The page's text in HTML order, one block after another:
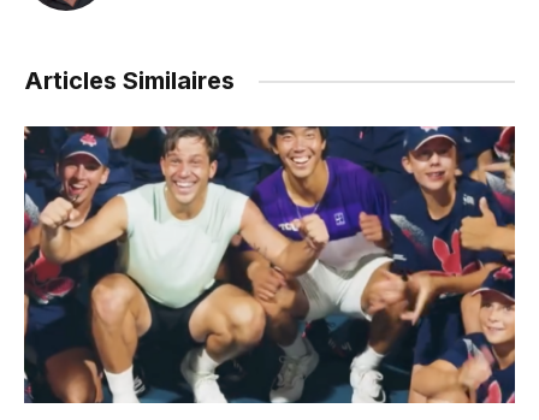
Articles Similaires